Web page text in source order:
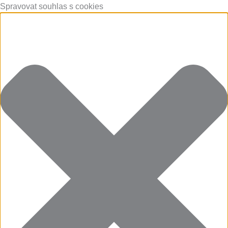
Spravovat souhlas s cookies
Funkční
Předvolby
Statistiky
Marketing
Přeskočit